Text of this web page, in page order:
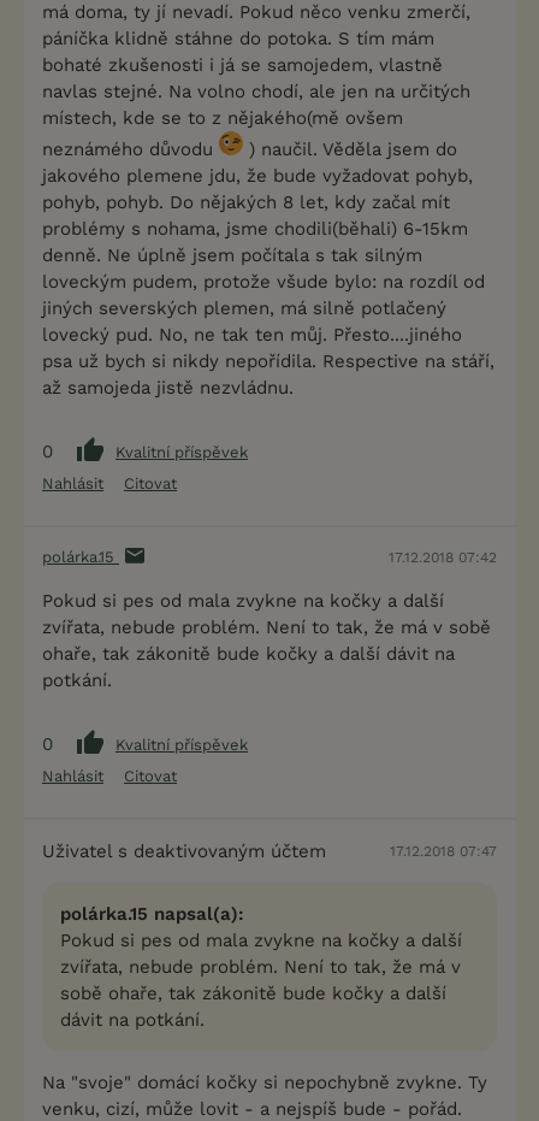
má doma, ty jí nevadí. Pokud něco venku zmerčí,
páníčka klidně stáhne do potoka. S tím mám
bohaté zkušenosti i já se samojedem, vlastně
navlas stejné. Na volno chodí, ale jen na určitých
místech, kde se to z nějakého(mě ovšem
neznámého důvodu
) naučil. Věděla jsem do
jakového plemene jdu, že bude vyžadovat pohyb,
pohyb, pohyb. Do nějakých 8 let, kdy začal mít
problémy s nohama, jsme chodili(běhali) 6-15km
denně. Ne úplně jsem počítala s tak silným
loveckým pudem, protože všude bylo: na rozdíl od
jiných severských plemen, má silně potlačený
lovecký pud. No, ne tak ten můj. Přesto....jiného
psa už bych si nikdy nepořídila. Respective na stáří,
až samojeda jistě nezvládnu.
0
Kvalitní příspěvek
Nahlásit
Citovat
polárka.15 17.12.2018 07:42
Pokud si pes od mala zvykne na kočky a další
zvířata, nebude problém. Není to tak, že má v sobě
ohaře, tak zákonitě bude kočky a další dávit na
potkání.
0
Kvalitní příspěvek
Nahlásit
Citovat
Uživatel s deaktivovaným účtem 17.12.2018 07:47
polárka.15 napsal(a):
Pokud si pes od mala zvykne na kočky a další
zvířata, nebude problém. Není to tak, že má v
sobě ohaře, tak zákonitě bude kočky a další
dávit na potkání.
Na "svoje" domácí kočky si nepochybně zvykne. Ty
venku, cizí, může lovit - a nejspíš bude - pořád.